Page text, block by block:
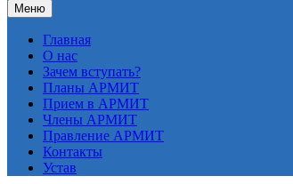
Меню
Главная
О нас
Зачем вступать?
Планы АРМИТ
Прием в АРМИТ
Члены АРМИТ
Правление АРМИТ
Контакты
Устав